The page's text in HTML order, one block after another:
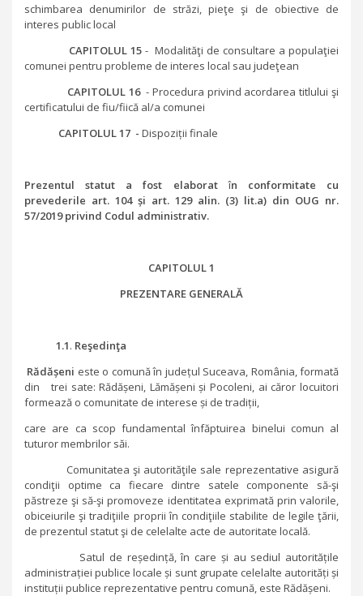
schimbarea denumirilor de străzi, pieţe şi de obiective de
interes public local
CAPITOLUL 15 - Modalităţi de consultare a populaţiei
comunei pentru probleme de interes local sau judeţean
CAPITOLUL 16- Procedura privind acordarea titlului şi
certificatului de fiu/fiică al/a comunei
CAPITOLUL 17 - Dispoziții finale
Prezentul statut a fost elaboratîn conformitate cu
prevederile art. 104 și art. 129 alin. (3) lit.a) din OUG nr.
57/2019 privind Codul administrativ.
CAPITOLUL 1
PREZENTARE GENERALĂ
1.1. Reşedinţa
Rădășeni este o comună în județul Suceava, România, formată
din trei sate: Rădășeni, Lămășeni și Pocoleni, ai căror locuitori
formează o comunitate de interese și de tradiții,
care are ca scop fundamental înfăptuirea binelui comun al
tuturor membrilor săi.
Comunitatea şi autorităţile sale reprezentative asigură
condiţii optime ca fiecare dintre satele componente să-şi
păstreze şi să-şi promoveze identitatea exprimată prin valorile,
obiceiurile şi tradiţiile proprii în condiţiile stabilite de legile ţării,
de prezentul statut şi de celelalte acte de autoritate locală.
Satul de reședință, în care și au sediul autoritățile
administrației publice locale și sunt grupate celelalte autorități și
instituții publice reprezentative pentru comună, este Rădășeni.